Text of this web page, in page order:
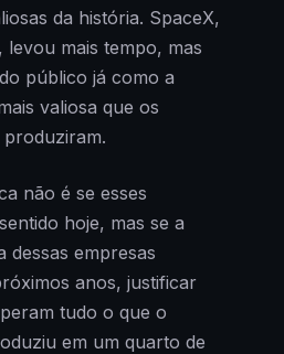
da história. SpaceX,
levou mais tempo, mas
público já como a
valiosa que os
produziram.
não é se esses
hoje, mas se a
dessas empresas
anos, justificar
tudo o que o
em um quarto de